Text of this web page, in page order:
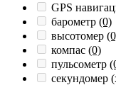
GPS
барометр (0)
высотомер
компас (0)
пульсометр
секундомер